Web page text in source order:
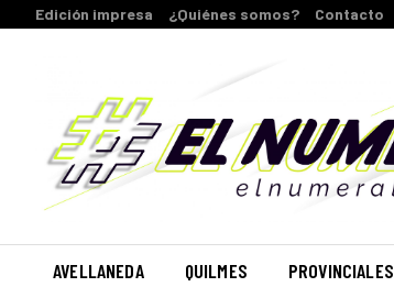
Edición impresa ¿Quiénes somos? Contacto
AVELLANEDA QUILMES PROVINCIALES